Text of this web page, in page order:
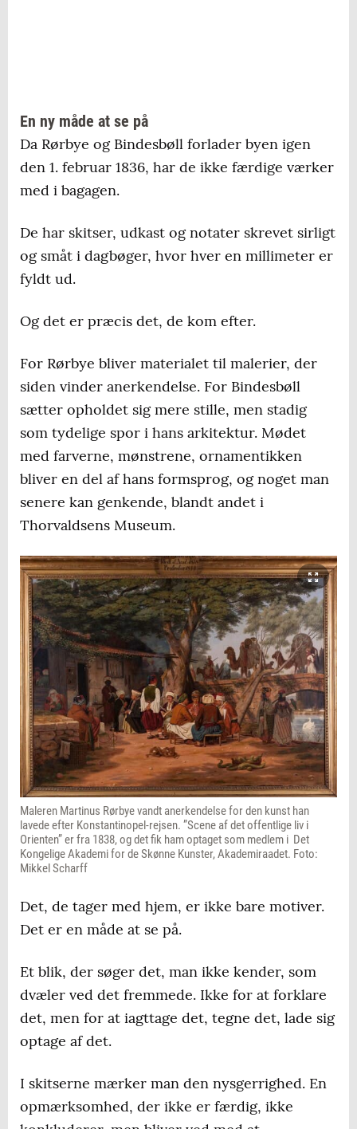
En ny måde at se på
Da Rørbye og Bindesbøll forlader byen igen
den 1. februar 1836, har de ikke færdige værker
med i bagagen.
De har skitser, udkast og notater skrevet sirligt
og småt i dagbøger, hvor hver en millimeter er
fyldt ud.
Og det er præcis det, de kom efter.
For Rørbye bliver materialet til malerier, der
siden vinder anerkendelse. For Bindesbøll
sætter opholdet sig mere stille, men stadig
som tydelige spor i hans arkitektur. Mødet
med farverne, mønstrene, ornamentikken
bliver en del af hans formsprog, og noget man
senere kan genkende, blandt andet i
Thorvaldsens Museum.
Maleren Martinus Rørbye vandt anerkendelse for den kunst han
lavede efter Konstantinopel-rejsen. ”Scene af det offentlige liv i
Orienten” er fra 1838, og det fik ham optaget som medlem i Det
Kongelige Akademi for de Skønne Kunster, Akademiraadet. Foto:
Mikkel Scharff
Det, de tager med hjem, er ikke bare motiver.
Det er en måde at se på.
Et blik, der søger det, man ikke kender, som
dvæler ved det fremmede. Ikke for at forklare
det, men for at iagttage det, tegne det, lade sig
optage af det.
I skitserne mærker man den nysgerrighed. En
opmærksomhed, der ikke er færdig, ikke